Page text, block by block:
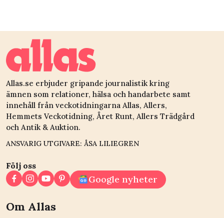
Allas.se erbjuder gripande journalistik kring
ämnen som relationer, hälsa och handarbete samt
innehåll från veckotidningarna Allas, Allers,
Hemmets Veckotidning, Året Runt, Allers Trädgård
och Antik & Auktion.
ANSVARIG UTGIVARE: ÅSA LILIEGREN
Följ oss
Google nyheter
Om Allas